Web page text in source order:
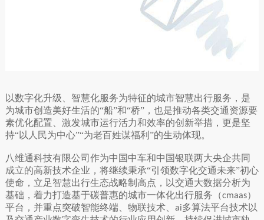
以数字化升级、智慧化服务为特征的城市智慧出行服务，是
为城市创造美好生活的“船”和“桥”，也是推动各类交通资源要
素优化配置、激发城市运行活力和效率的创新举措，更是坚
持“以人民为中心”“为老百姓谋福利”的生动体现。
八维通科技有限公司作为中国中车和中国银联两大央企共同
成立的高新技术企业，将继续秉承“引领数字化交通未来”初心
使命，立足智慧出行生态战略制高点，以交通大数据分析为
基础，着力打造基于碳普惠的城市一体化出行服务（cmaas）
平台，并重点突破智能终端、物联技术、 ai多算法平台技术以